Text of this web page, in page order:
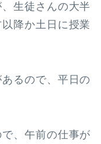
生徒さんの大半
降か土日に授業
るので、平日の
、午前の仕事が